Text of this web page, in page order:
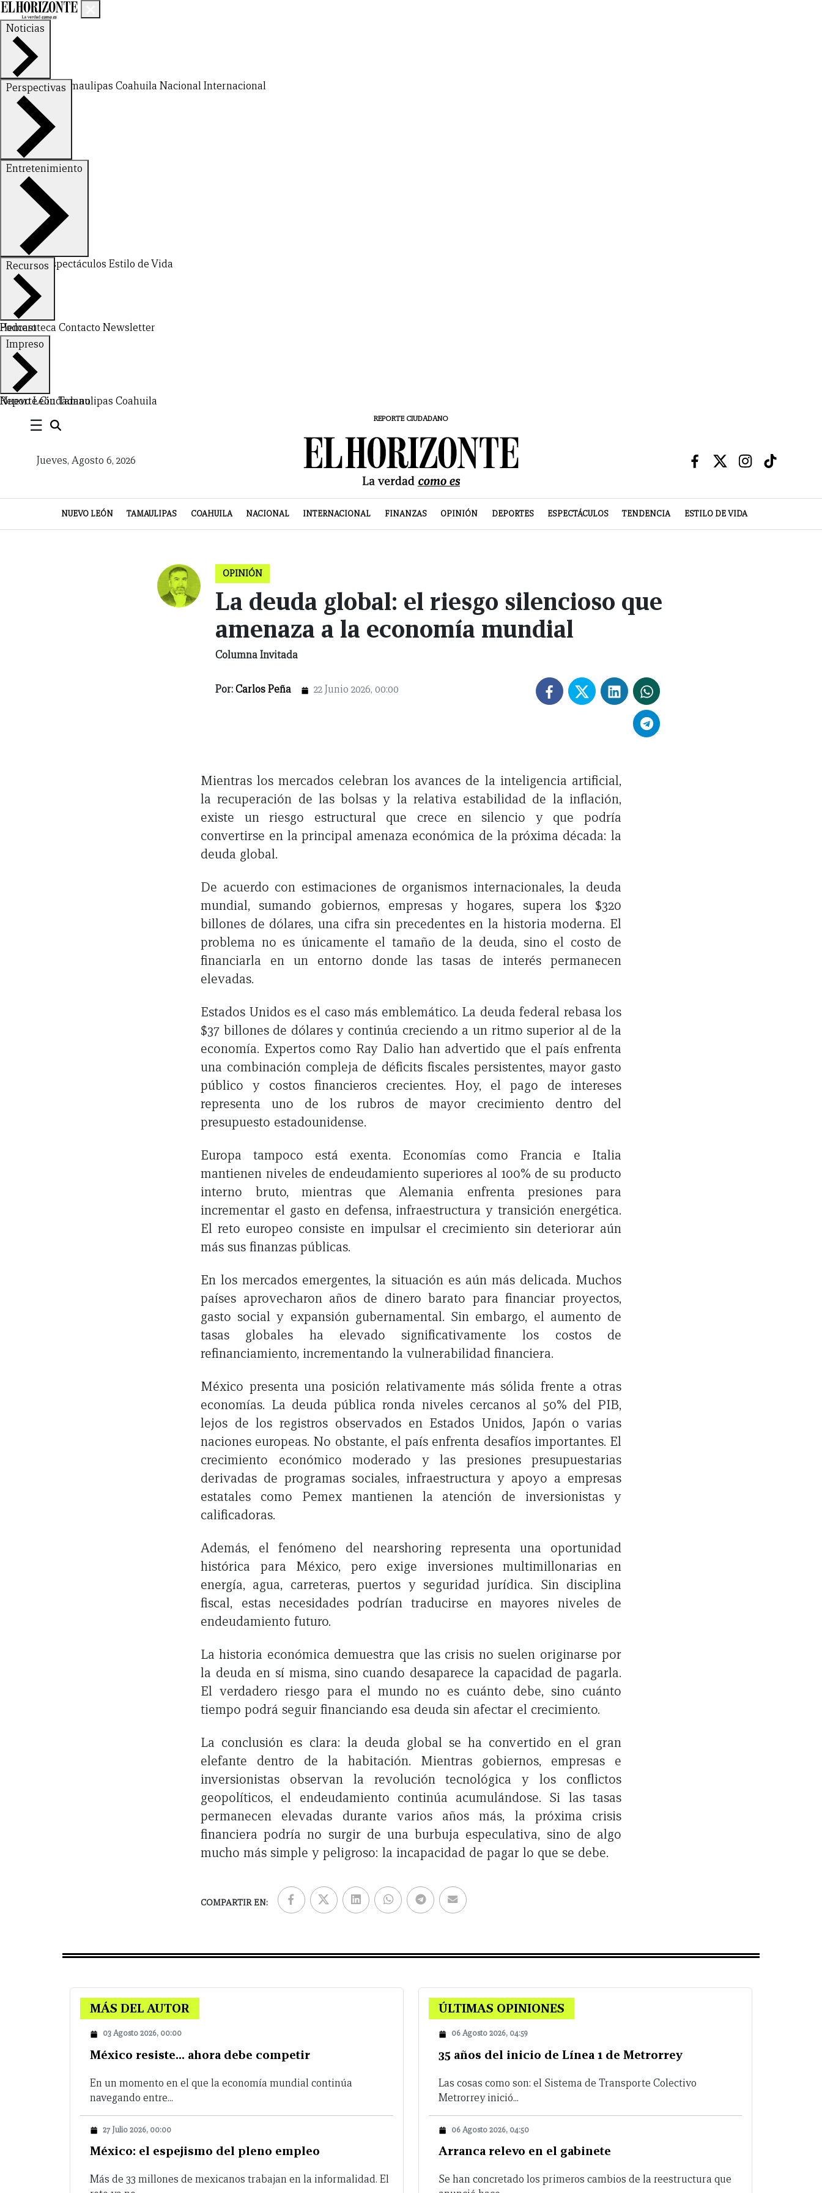
Noticias
Nuevo LeónTamaulipas Coahuila NacionalInternacional
Perspectivas
FinanzasOpinión
Entretenimiento
DeportesEspectáculos Estilo de Vida
Recursos
Hemeroteca Contacto Newsletter
Podcast
Impreso
Nuevo LeónTamaulipas Coahuila
Reporte Ciudadano
☰ REPORTE CIUDADANO
Jueves, Agosto 6, 2026
NUEVO LEÓN TAMAULIPAS COAHUILA NACIONAL INTERNACIONAL FINANZAS OPINIÓN DEPORTES ESPECTÁCULOS TENDENCIA ESTILO DE VIDA
CERRAR
NUEVO
TAMAULIPAS
COAHUILA
NACIONAL
INTERNACIONAL
FINANZAS
OPINIÓN
DEPORTES
ESPECTÁCULOS
TENDENCIA
ESTILO
PODCAST
CONTACTO
NEWSLETTER
HEMEROTECA
SUPLEMENTOS
OPINIÓN
La deuda global: el riesgo silencioso que
amenaza a la economía mundial
Columna Invitada
Por:Carlos Peña 22 Junio 2026, 00:00
Mientras los mercados celebran los avances de la inteligencia artificial,
la recuperación de las bolsas y la relativa estabilidad de la inflación,
existe un riesgo estructural que crece en silencio y que podría
convertirse en la principal amenaza económica de la próxima década: la
deuda global.
De acuerdo con estimaciones de organismos internacionales, la deuda
mundial, sumando gobiernos, empresas y hogares, supera los $320
billones de dólares, una cifra sin precedentes en la historia moderna. El
problema no es únicamente el tamaño de la deuda, sino el costo de
financiarla en un entorno donde las tasas de interés permanecen
elevadas.
Estados Unidos es el caso más emblemático. La deuda federal rebasa los
$37 billones de dólares y continúa creciendo a un ritmo superior al de la
economía. Expertos como Ray Dalio han advertido que el país enfrenta
una combinación compleja de déficits fiscales persistentes, mayor gasto
público y costos financieros crecientes. Hoy, el pago de intereses
representa uno de los rubros de mayor crecimiento dentro del
presupuesto estadounidense.
Europa tampoco está exenta. Economías como Francia e Italia
mantienen niveles de endeudamiento superiores al 100% de su producto
interno bruto, mientras que Alemania enfrenta presiones para
incrementar el gasto en defensa, infraestructura y transición energética.
El reto europeo consiste en impulsar el crecimiento sin deteriorar aún
más sus finanzas públicas.
En los mercados emergentes, la situación es aún más delicada. Muchos
países aprovecharon años de dinero barato para financiar proyectos,
gasto social y expansión gubernamental. Sin embargo, el aumento de
tasas globales ha elevado significativamente los costos de
refinanciamiento, incrementando la vulnerabilidad financiera.
México presenta una posición relativamente más sólida frente a otras
economías. La deuda pública ronda niveles cercanos al 50% del PIB,
lejos de los registros observados en Estados Unidos, Japón o varias
naciones europeas. No obstante, el país enfrenta desafíos importantes. El
crecimiento económico moderado y las presiones presupuestarias
derivadas de programas sociales, infraestructura y apoyo a empresas
estatales como Pemex mantienen la atención de inversionistas y
calificadoras.
Además, el fenómeno del nearshoring representa una oportunidad
histórica para México, pero exige inversiones multimillonarias en
energía, agua, carreteras, puertos y seguridad jurídica. Sin disciplina
fiscal, estas necesidades podrían traducirse en mayores niveles de
endeudamiento futuro.
La historia económica demuestra que las crisis no suelen originarse por
la deuda en sí misma, sino cuando desaparece la capacidad de pagarla.
El verdadero riesgo para el mundo no es cuánto debe, sino cuánto
tiempo podrá seguir financiando esa deuda sin afectar el crecimiento.
La conclusión es clara: la deuda global se ha convertido en el gran
elefante dentro de la habitación. Mientras gobiernos, empresas e
inversionistas observan la revolución tecnológica y los conflictos
geopolíticos, el endeudamiento continúa acumulándose. Si las tasas
permanecen elevadas durante varios años más, la próxima crisis
financiera podría no surgir de una burbuja especulativa, sino de algo
mucho más simple y peligroso: la incapacidad de pagar lo que se debe.
COMPARTIR EN:
MÁS DEL AUTOR
03 Agosto 2026, 00:00
México resiste… ahora debe competir
En un momento en el que la economía mundial continúa
navegando entre...
27 Julio 2026, 00:00
México: el espejismo del pleno empleo
Más de 33 millones de mexicanos trabajan en la informalidad. El
ÚLTIMAS OPINIONES
06 Agosto 2026, 04:59
35 años del inicio de Línea 1 de Metrorrey
Las cosas como son: el Sistema de Transporte Colectivo
Metrorrey inició...
06 Agosto 2026, 04:50
Arranca relevo en el gabinete
Se han concretado los primeros cambios de la reestructura que